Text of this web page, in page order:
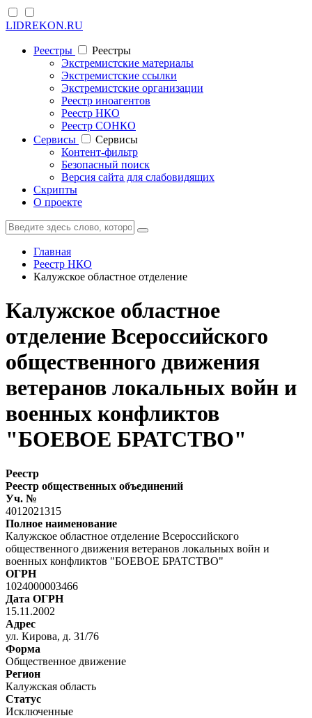
LIDREKON.RU
Реестры
Реестры
Экстремистские материалы
Экстремистские ссылки
Экстремистские организации
Реестр иноагентов
Реестр НКО
Реестр СОНКО
Cервисы
Cервисы
Контент-фильтр
Безопасный поиск
Версия сайта для слабовидящих
Скрипты
О проекте
Главная
Реестр НКО
Калужское областное отделение
Калужское областное
отделение Всероссийского
общественного движения
ветеранов локальных войн и
военных конфликтов
"БОЕВОЕ БРАТСТВО"
Реестр
Реестр общественных объединений
Уч. №
4012021315
Полное наименование
Калужское областное отделение Всероссийского
общественного движения ветеранов локальных войн и
военных конфликтов "БОЕВОЕ БРАТСТВО"
ОГРН
1024000003466
Дата ОГРН
15.11.2002
Адрес
ул. Кирова, д. 31/76
Форма
Общественное движение
Регион
Калужская область
Статус
Исключенные